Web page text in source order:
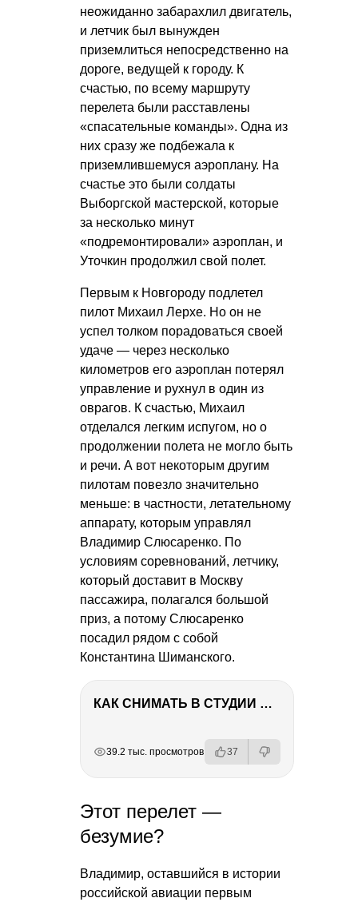
неожиданно забарахлил двигатель,
и летчик был вынужден
приземлиться непосредственно на
дороге, ведущей к городу. К
счастью, по всему маршруту
перелета были расставлены
«спасательные команды». Одна из
них сразу же подбежала к
приземлившемуся аэроплану. На
счастье это были солдаты
Выборгской мастерской, которые
за несколько минут
«подремонтировали» аэроплан, и
Уточкин продолжил свой полет.
Первым к Новгороду подлетел
пилот Михаил Лерхе. Но он не
успел толком порадоваться своей
удаче — через несколько
километров его аэроплан потерял
управление и рухнул в один из
оврагов. К счастью, Михаил
отделался легким испугом, но о
продолжении полета не могло быть
и речи. А вот некоторым другим
пилотам повезло значительно
меньше: в частности, летательному
аппарату, которым управлял
Владимир Слюсаренко. По
условиям соревнований, летчику,
который доставит в Москву
пассажира, полагался большой
приз, а потому Слюсаренко
посадил рядом с собой
Константина Шиманского.
КАК СНИМАТЬ В СТУДИИ СО ВСПЫШКАМИ
39.2 тыс. просмотров 37
Этот перелет —
безумие?
Владимир, оставшийся в истории
российской авиации первым